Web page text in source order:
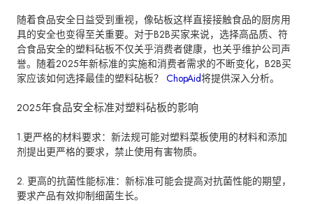
随着食品安全日益受到重视，像砧板这样直接接触食品的厨房用
具的安全也变得至关重要。对于B2B买家来说，选择高品质、符
合食品安全的塑料砧板不仅关乎消费者健康，也关乎维护公司声
誉。随着2025年新标准的实施和消费者需求的不断变化，B2B买
家应该如何选择最佳的塑料砧板？ChopAid将提供深入分析。
2025年食品安全标准对塑料砧板的影响
1.更严格的材料要求：新法规可能对塑料菜板使用的材料和添加
剂提出更严格的要求，禁止使用有害物质。
2. 更高的抗菌性能标准：新标准可能会提高对抗菌性能的期望，
要求产品有效抑制细菌生长。